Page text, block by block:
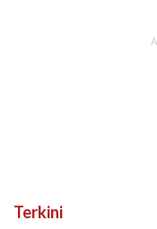
Terkini